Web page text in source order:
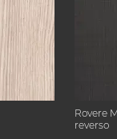
Rovere
reverso